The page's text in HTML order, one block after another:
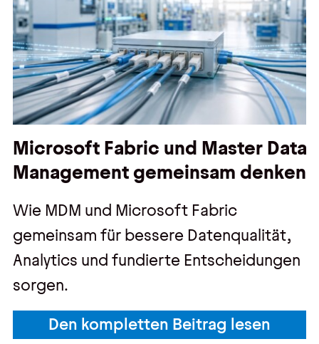
Microsoft Fabric und Master Data
Management gemeinsam denken
Wie MDM und Microsoft Fabric
gemeinsam für bessere Datenqualität,
Analytics und fundierte Entscheidungen
sorgen.
Den kompletten Beitrag lesen